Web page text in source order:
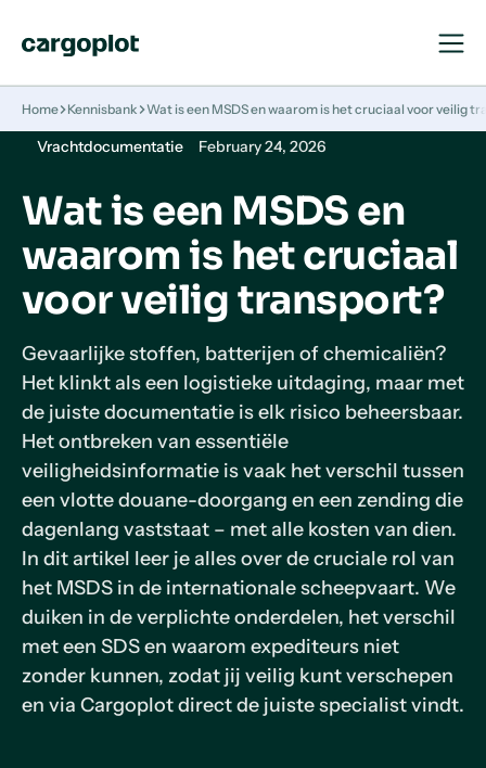
Open
Close
Home Kennisbank Wat is een MSDS en waarom is het cruciaal voor veilig
Vrachtdocumentatie February 24, 2026
Wat is een MSDS en
waarom is het cruciaal
voor veilig transport?
Gevaarlijke stoffen, batterijen of chemicaliën?
Het klinkt als een logistieke uitdaging, maar met
de juiste documentatie is elk risico beheersbaar.
Het ontbreken van essentiële
veiligheidsinformatie is vaak het verschil tussen
een vlotte douane-doorgang en een zending die
dagenlang vaststaat – met alle kosten van dien.
In dit artikel leer je alles over de cruciale rol van
het MSDS in de internationale scheepvaart. We
duiken in de verplichte onderdelen, het verschil
met een SDS en waarom expediteurs niet
zonder kunnen, zodat jij veilig kunt verschepen
en via Cargoplot direct de juiste specialist vindt.